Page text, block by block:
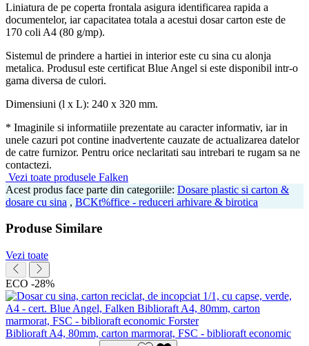
Liniatura de pe coperta frontala asigura identificarea rapida a
documentelor, iar capacitatea totala a acestui dosar carton este de
170 coli A4 (80 g/mp).
Sistemul de prindere a hartiei in interior este cu sina cu alonja
metalica. Produsul este certificat Blue Angel si este disponibil intr-o
gama diversa de culori.
Dimensiuni (l x L): 240 x 320 mm.
* Imaginile si informatiile prezentate au caracter informativ, iar in
unele cazuri pot contine inadvertente cauzate de actualizarea datelor
de catre furnizor. Pentru orice neclaritati sau intrebari te rugam sa ne
contactezi.
Vezi toate produsele Falken
Acest produs face parte din categoriile: Dosare plastic si carton &
dosare cu sina , BCKt%ffice - reduceri arhivare & birotica
Produse Similare
Vezi toate
ECO -28%
Biblioraft A4, 80mm, carton marmorat, FSC - biblioraft economic